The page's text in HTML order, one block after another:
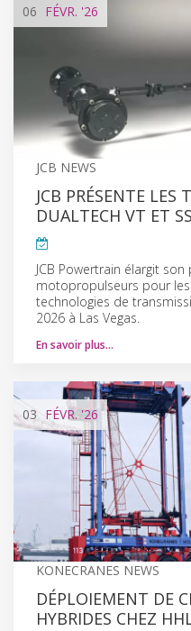
06 FÉVR. '26
JCB NEWS
JCB PRÉSENTE LES
DUALTECH VT ET
JCB Powertrain élargit
motopropulseurs pour les
technologies de
2026 à Las Vegas.
En savoir plus…
03 FÉVR.'26
KONECRANES NEWS
DÉPLOIEMENT DE
HYBRIDES CHEZ